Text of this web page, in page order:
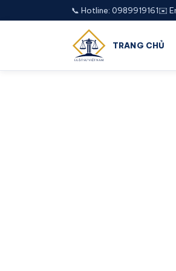
📞 Hotline: 0989919161✉️
TRANG CHỦ